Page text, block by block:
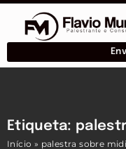
Etiqueta:
Início » palestra sobre